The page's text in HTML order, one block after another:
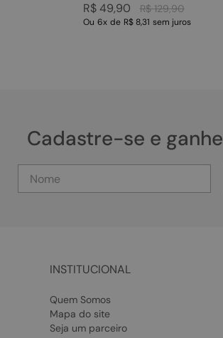
R$ 129,90
R$ 49,90
Ou 6x de R$ 8,31 sem juros
Cadastre-se e ganhe
INSTITUCIONAL
Quem Somos
Mapa do site
Seja um parceiro